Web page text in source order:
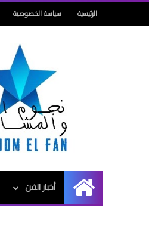
الرئيسية سياسة الخصوصية
الرئيسية
أخبار الفن